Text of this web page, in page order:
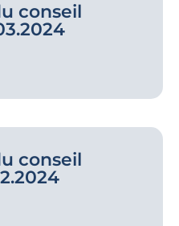
conseil
conseil